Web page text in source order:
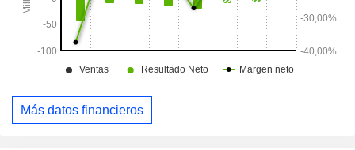
Más datos financieros